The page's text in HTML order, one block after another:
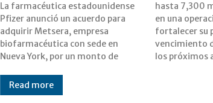
La farmacéutica estadounidense
Pfizer anunció un acuerdo para
adquirir Metsera, empresa
biofarmacéutica con sede en
Nueva York, por un monto de
hasta 7,300 millones de dólares,
en una operación que busca
fortalecer su portafolio ante el
vencimiento de patentes clave en
Read more